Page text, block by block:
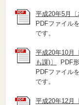
平成20年5月〔
PDFファイル
です。
平成20年10月
も課)〕
PDF
PDFファイル
です。
平成20年12月